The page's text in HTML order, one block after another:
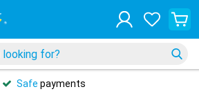
Safe payments